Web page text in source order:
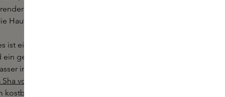
Sheabutter und
Haut synergetisch.
ist ein natürlicher oil-to-milk
gepflegtes Gefühl hinterlässt -
in Berührung kommt,
von LIV Botanics
Edelstein, der für seine